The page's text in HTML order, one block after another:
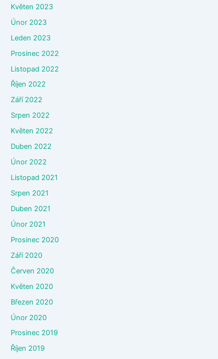
Květen 2023
Únor 2023
Leden 2023
Prosinec 2022
Listopad 2022
Říjen 2022
Září 2022
Srpen 2022
Květen 2022
Duben 2022
Únor 2022
Listopad 2021
Srpen 2021
Duben 2021
Únor 2021
Prosinec 2020
Září 2020
Červen 2020
Květen 2020
Březen 2020
Únor 2020
Prosinec 2019
Říjen 2019